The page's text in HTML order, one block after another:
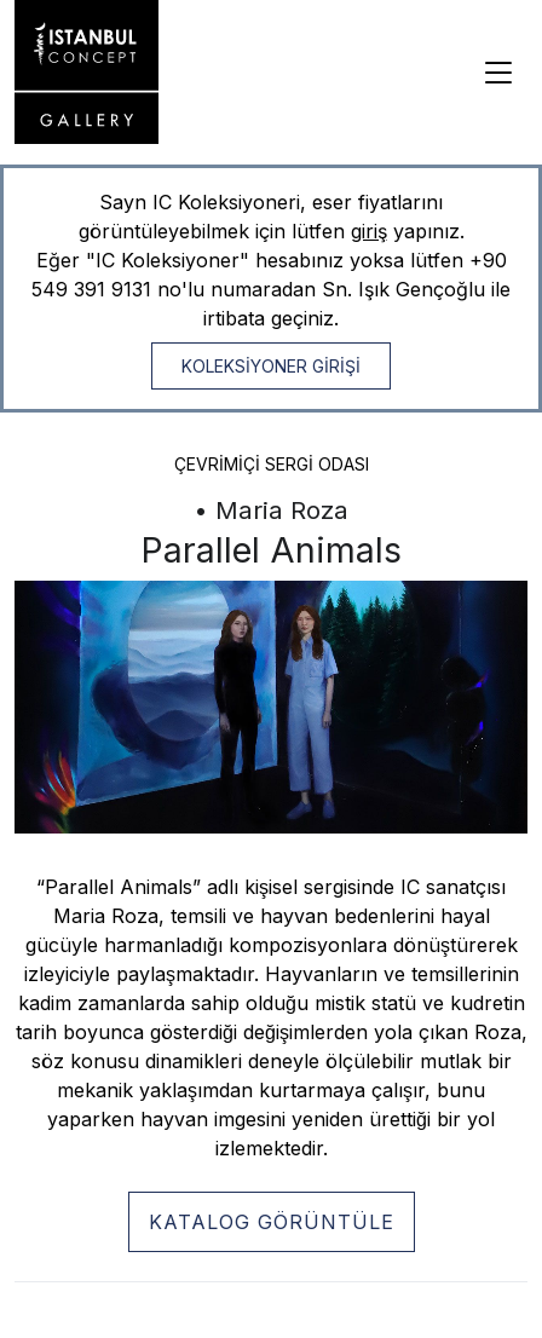
Sayn IC Koleksiyoneri, eser fiyatlarını
görüntüleyebilmek için lütfen girişyapınız.
Eğer "IC Koleksiyoner" hesabınız yoksa lütfen +90
549 391 9131 no'lu numaradan Sn. Işık Gençoğlu ile
irtibata geçiniz.
KOLEKSİYONER GİRİŞİ
ÇEVRIMIÇI SERGI ODASI
• Maria Roza
Parallel Animals
“Parallel Animals” adlı kişisel sergisinde IC sanatçısı
Maria Roza, temsili ve hayvan bedenlerini hayal
gücüyle harmanladığı kompozisyonlara dönüştürerek
izleyiciyle paylaşmaktadır. Hayvanların ve temsillerinin
kadim zamanlarda sahip olduğu mistik statü ve kudretin
tarih boyunca gösterdiği değişimlerden yola çıkan Roza,
söz konusu dinamikleri deneyle ölçülebilir mutlak bir
mekanik yaklaşımdan kurtarmaya çalışır, bunu
yaparken hayvan imgesini yeniden ürettiği bir yol
izlemektedir.
KATALOG GÖRÜNTÜLE